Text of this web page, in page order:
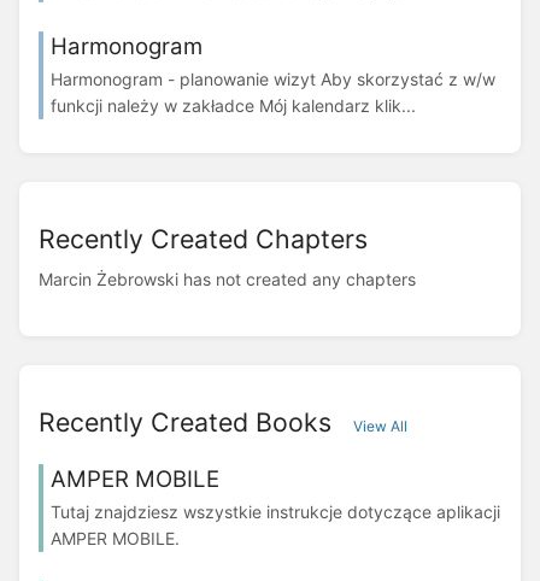
Harmonogram
Harmonogram - planowanie wizyt Aby skorzystać z w/w
funkcji należy w zakładce Mój kalendarz klik...
Recently Created Chapters
Marcin Żebrowski has not created any chapters
Recently Created Books View All
AMPER MOBILE
Tutaj znajdziesz wszystkie instrukcje dotyczące aplikacji
AMPER MOBILE.